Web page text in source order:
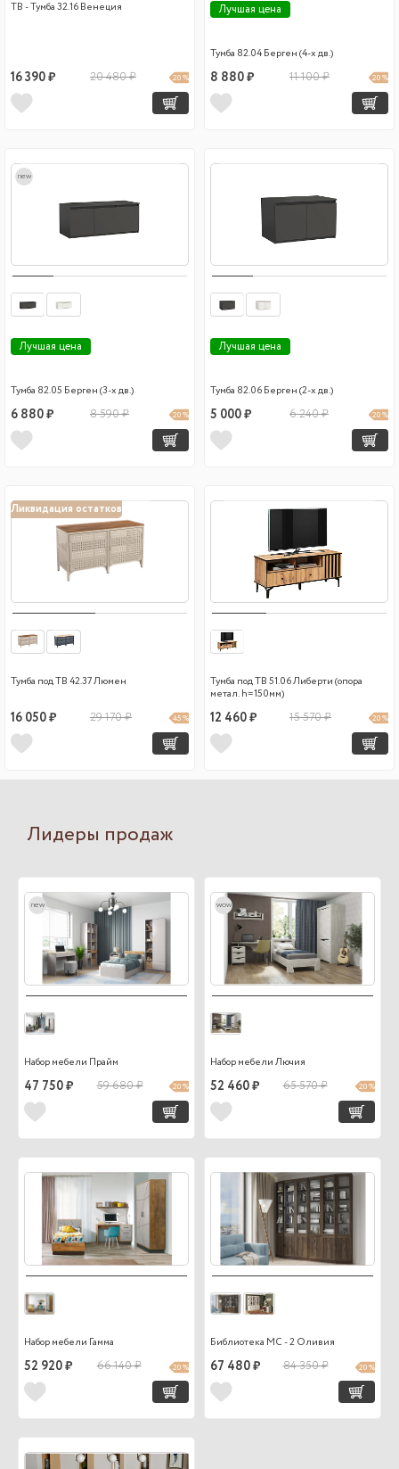
ТВ - Тумба 32.16 Венеция
16 390 ₽ 20 480 ₽ 20 %
Лучшая цена
Тумба 82.04 Берген (4-х дв.)
8 880 ₽ 11 100 ₽ 20 %
new
Лучшая цена
Тумба 82.05 Берген (3-х дв.)
6 880 ₽ 8 590 ₽ 20 %
Лучшая цена
Тумба 82.06 Берген (2-х дв.)
5 000 ₽ 6 240 ₽ 20 %
Ликвидация остатков
Тумба под ТВ 42.37 Люмен
16 050 ₽ 29 170 ₽ 45 %
Тумба под ТВ 51.06 Либерти (опора
метал. h=150мм)
12 460 ₽ 15 570 ₽ 20 %
Лидеры продаж
new
Набор мебели Прайм
47 750 ₽ 59 680 ₽ 20 %
wow
Набор мебели Лючия
52 460 ₽ 65 570 ₽ 20 %
Набор мебели Гамма
52 920 ₽ 66 140 ₽ 20 %
Библиотека МС - 2 Оливия
67 480 ₽ 84 350 ₽ 20 %